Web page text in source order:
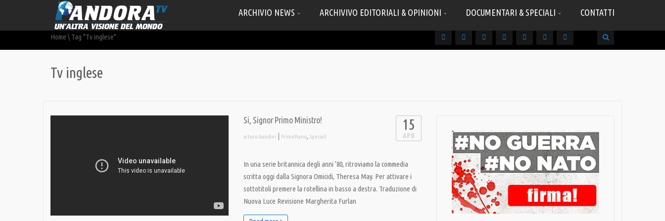
ARCHIVIO NEWS ARCHIVIVO EDITORIALI & OPINIONI DOCUMENTARI & SPECIALI CONTATTI
Home \ Tag "Tv inglese"
Tv inglese
Si, Signor Primo Ministro!
arturo bandini | PrimoPiano, Speciali
15
APR
In una serie britannica degli anni ’80, ritroviamo la commedia
scritta oggi dalla Signora Omicidi, Theresa May. Per attivare i
sottotitoli premere la rotellina in basso a destra. Traduzione di
Nuova Luce Revisione Margherita Furlan